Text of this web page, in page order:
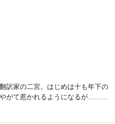
訳家の二宮。はじめは十も年下の
がて惹かれるようになるが……。
入にご注意ください)